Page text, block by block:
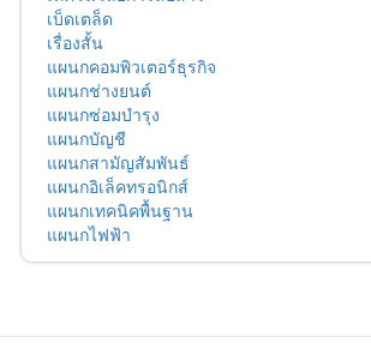
เบ็ดเตล็ด
เรื่องสั้น
แผนกคอมพิวเตอร์ธุรกิจ
แผนกช่างยนต์
แผนกซ่อมบำรุง
แผนกบัญชี
แผนกสามัญสัมพันธ์
แผนกอิเล็คทรอนิกส์
แผนกเทคนิคพื้นฐาน
แผนกไฟฟ้า